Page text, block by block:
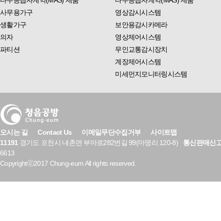
사무용가구
생활가구
의자
파티션
영상감시시스템
보안용감시카메라
영상제어시스템
무인교통감시장치
계장제어시스템
미세먼지모니터링시스템
오시는 길 Contact Us 이메일무단수집거부
사이트맵
11191 경기도 포천시 내촌면 부마로282번길 99(마명리 120-8)
통신판매신
6613
Copyrightⓒ2017 Chung-eum All rights reserved.